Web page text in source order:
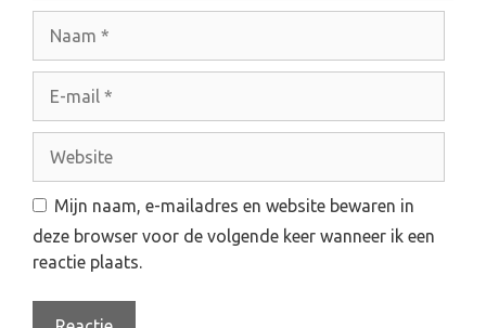
a
m
i
l
b
i
t
e
Mijn naam, e-mailadres en website bewaren in
deze browser voor de volgende keer wanneer ik een
reactie plaats.